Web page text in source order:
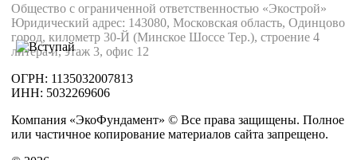
Общество с ограниченной ответственностью «Экострой»
Юридический адрес: 143080, Московская область, Одинцово
город, километр 30-Й (Минское Шоссе Тер.), строение 4
литера и, этаж 3, офис 12
ОГРН: 1135032007813
ИНН: 5032269606
Компания «ЭкоФундамент» © Все права защищены. Полное
или частичное копирование материалов сайта запрещено.